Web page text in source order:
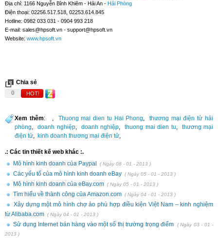
Địa chỉ: 1166 Nguyễn Bỉnh Khiêm - Hải An - Hải Phòng
Điện thoại: 02256.517.518, 02253.614.845
Hotline: 0982 033 031 - 0904 993 218
E-mail: sales@hpsoft.vn - support@hpsoft.vn
Website: www.hpsoft.vn
Chia sẻ
0
HOT!
Xem thêm: , Thuong mai dien tu Hai Phong,
thương mại điện tử hải
phòng, doanh nghiệp, doanh nghiệp, thuong mai dien tu,
thương mại
điện tử, kinh doanh thương mại điện tử,
.: Các tin thiết kế web khác :.
Mô hình kinh doanh của Paypal
( Ngày 08 - 01 - 2013 )
Các yếu tố của mô hình kinh doanh eBay ( Ngày 05 - 01 - 2013 )
Mô hình kinh doanh của eBay.com ( Ngày 05 - 01 - 2013 )
Tìm hiểu về thành công của Amazon.com ( Ngày 04 - 01 - 2013 )
Xây dựng một mô hình chợ ảo phù hợp điều kiện Việt Nam – kinh nghiệm
từ Alibaba.com ( Ngày 04 - 01 - 2013 )
Sử dụng Internet bán hàng vào một số thị trường trọng điểm ( Ngày 03 - 01 -
2013 )